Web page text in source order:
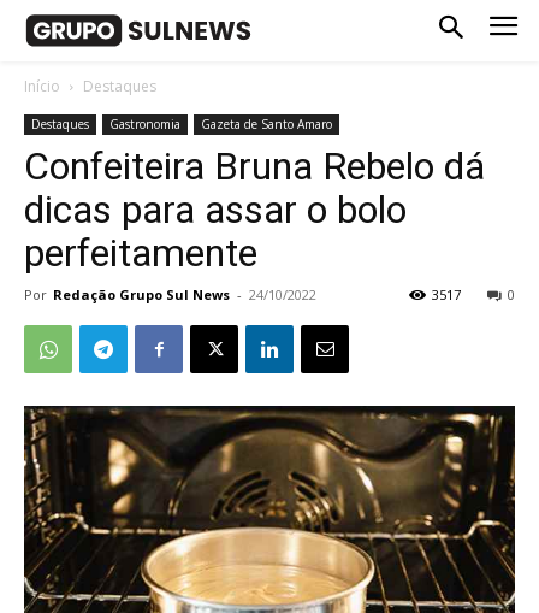
Início Destaques
Destaques Gastronomia Gazeta de Santo Amaro
Confeiteira Bruna Rebelo dá
dicas para assar o bolo
perfeitamente
Por Redação Grupo Sul News - 24/10/2022 0
3517